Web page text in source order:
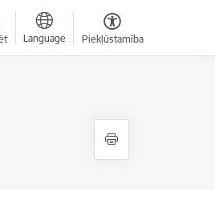
Language Piekļūstamība